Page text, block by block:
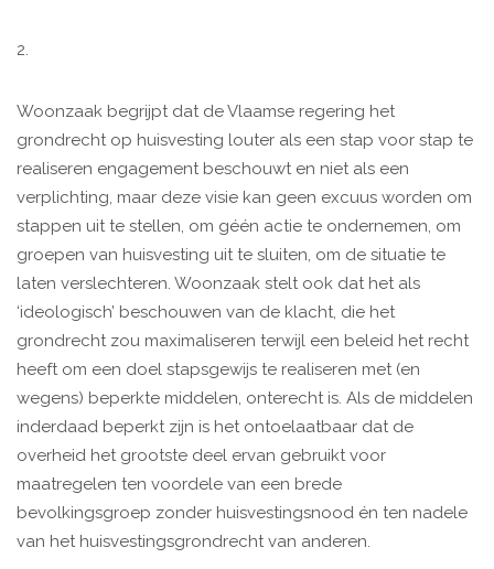
2.
Woonzaak begrijpt dat de Vlaamse regering het
grondrecht op huisvesting louter als een stap voor stap te
realiseren engagement beschouwt en niet als een
verplichting, maar deze visie kan geen excuus worden om
stappen uit te stellen, om géén actie te ondernemen, om
groepen van huisvesting uit te sluiten, om de situatie te
laten verslechteren. Woonzaak stelt ook dat het als
‘ideologisch’ beschouwen van de klacht, die het
grondrecht zou maximaliseren terwijl een beleid het recht
heeft om een doel stapsgewijs te realiseren met (en
wegens) beperkte middelen, onterecht is. Als de middelen
inderdaad beperkt zijn is het ontoelaatbaar dat de
overheid het grootste deel ervan gebruikt voor
maatregelen ten voordele van een brede
bevolkingsgroep zonder huisvestingsnood én ten nadele
van het huisvestingsgrondrecht van anderen.